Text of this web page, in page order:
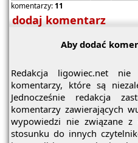
komentarzy:11
dodaj komentarz
Aby dodać
Redakcja ligowiec.net
komentarzy, które są
Jednocześnie redakcja
komentarzy zawierających
wypowiedzi nie związane z
stosunku do innych